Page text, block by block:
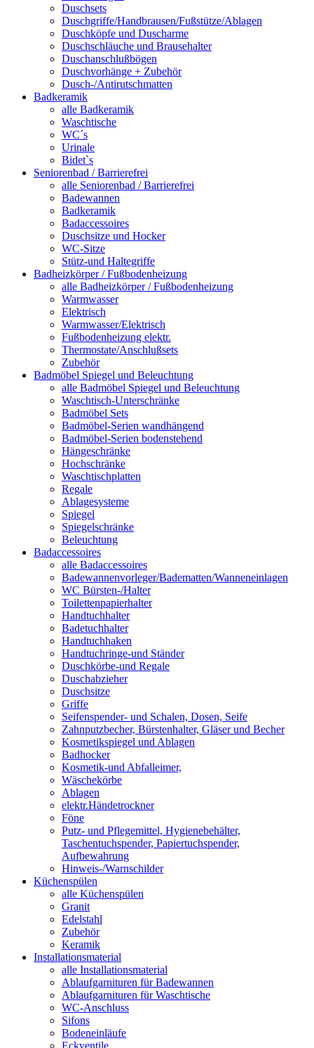
Duschsets
Duschgriffe/Handbrausen/Fußstütze/Ablagen
Duschköpfe und Duscharme
Duschschläuche und Brausehalter
Duschanschlußbögen
Duschvorhänge + Zubehör
Dusch-/Antirutschmatten
Badkeramik
alle Badkeramik
Waschtische
WC´s
Urinale
Bidet`s
Seniorenbad / Barrierefrei
alle Seniorenbad / Barrierefrei
Badewannen
Badkeramik
Badaccessoires
Duschsitze und Hocker
WC-Sitze
Stütz-und Haltegriffe
Badheizkörper / Fußbodenheizung
alle Badheizkörper / Fußbodenheizung
Warmwasser
Elektrisch
Warmwasser/Elektrisch
Fußbodenheizung elektr.
Thermostate/Anschlußsets
Zubehör
Badmöbel Spiegel und Beleuchtung
alle Badmöbel Spiegel und Beleuchtung
Waschtisch-Unterschränke
Badmöbel Sets
Badmöbel-Serien wandhängend
Badmöbel-Serien bodenstehend
Hängeschränke
Hochschränke
Waschtischplatten
Regale
Ablagesysteme
Spiegel
Spiegelschränke
Beleuchtung
Badaccessoires
alle Badaccessoires
Badewannenvorleger/Badematten/Wanneneinlagen
WC Bürsten-/Halter
Toilettenpapierhalter
Handtuchhalter
Badetuchhalter
Handtuchhaken
Handtuchringe-und Ständer
Duschkörbe-und Regale
Duschabzieher
Duschsitze
Griffe
Seifenspender- und Schalen, Dosen, Seife
Zahnputzbecher, Bürstenhalter, Gläser und Becher
Kosmetikspiegel und Ablagen
Badhocker
Kosmetik-und Abfalleimer,
Wäschekörbe
Ablagen
elektr.Händetrockner
Föne
Putz- und Pflegemittel, Hygienebehälter,
Taschentuchspender, Papiertuchspender,
Aufbewahrung
Hinweis-/Warnschilder
Küchenspülen
alle Küchenspülen
Granit
Edelstahl
Zubehör
Keramik
Installationsmaterial
alle Installationsmaterial
Ablaufgarnituren für Badewannen
Ablaufgarnituren für Waschtische
WC-Anschluss
Sifons
Bodeneinläufe
Eckventile